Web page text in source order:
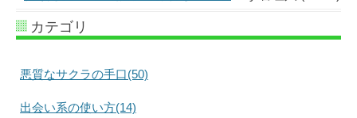
カテゴリ
悪質なサクラの手口(50)
出会い系の使い方(14)